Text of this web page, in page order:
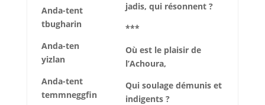
Anda-tent
tbugharin
Anda-ten
yizlan
Anda-tent
temmneggfin
jadis, qui résonnent ?
***
Où est le plaisir de
l’Achoura,
Qui soulage démunis et
indigents ?